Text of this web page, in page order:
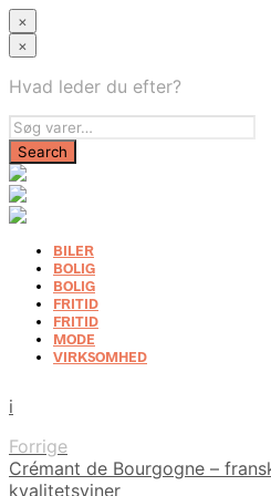
×
×
Hvad leder du efter?
BILER
BOLIG
BOLIG
FRITID
FRITID
MODE
VIRKSOMHED
i
Forrige
Crémant de Bourgogne –
kvalitetsviner